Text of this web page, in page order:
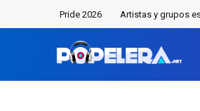
Pride 2026 Artistas y grupos